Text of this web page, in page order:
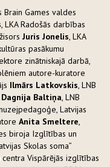
Brain Games valdes
, LKA Radošās darbības
Juris Jonelis, LKA
pasākumu
zinātniskajā darbā,
autore-kuratore
Ilmārs Latkovskis, LNB
Dagnija Baltiņa, LNB
Latvijas
Anita Smeltere,
biroja Izglītības un
Skolas soma”
Vispārējās izglītības